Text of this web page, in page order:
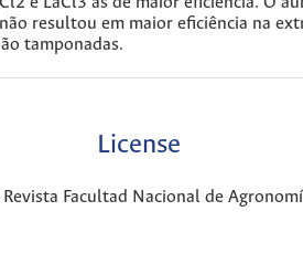
resultou em maior eficiência na
tamponadas.
License
Facultad Nacional de